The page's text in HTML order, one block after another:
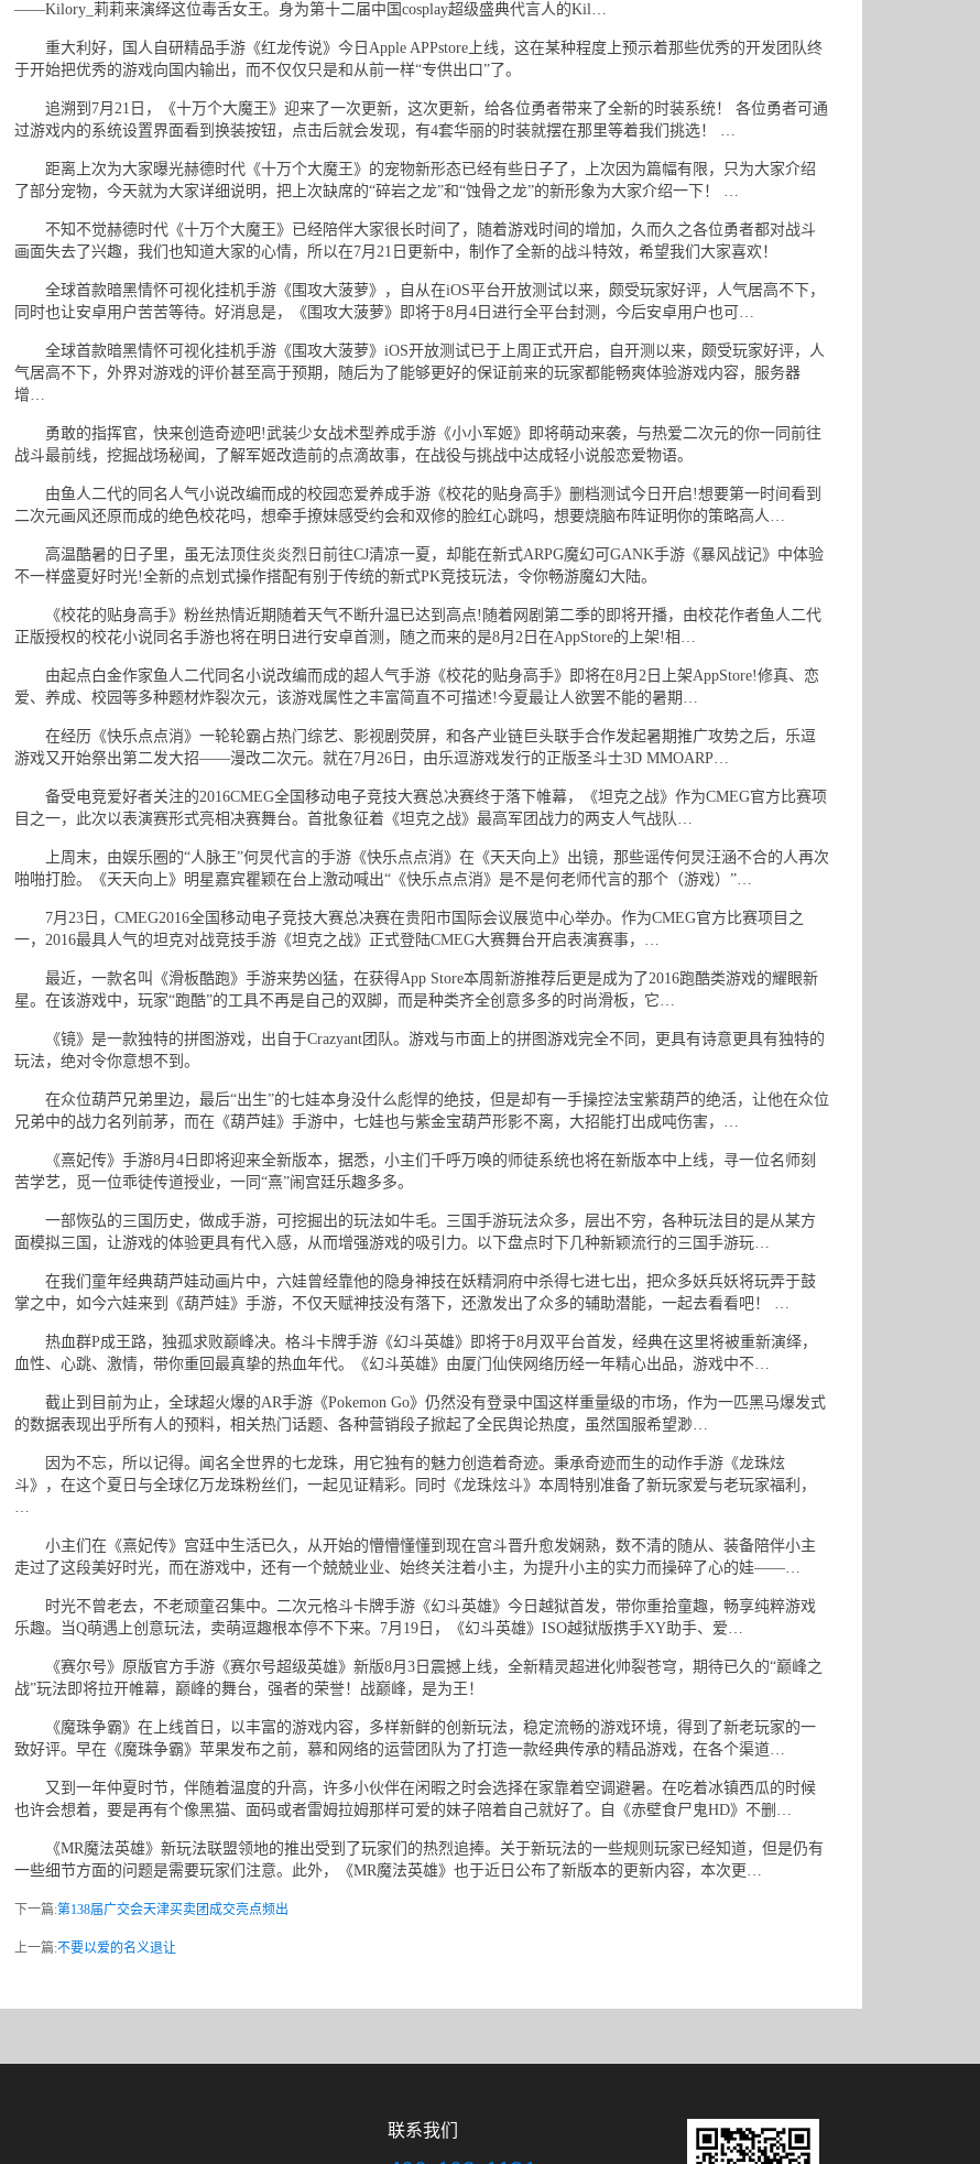
——Kilory_莉莉来演绎这位毒舌女王。身为第十二届中国cosplay超级盛典代言人的Kil…
重大利好，国人自研精品手游《红龙传说》今日Apple APPstore上线，这在某种程度上预示着那些优秀的开发团队终
于开始把优秀的游戏向国内输出，而不仅仅只是和从前一样“专供出口”了。
追溯到7月21日，《十万个大魔王》迎来了一次更新，这次更新，给各位勇者带来了全新的时装系统！ 各位勇者可通
过游戏内的系统设置界面看到换装按钮，点击后就会发现，有4套华丽的时装就摆在那里等着我们挑选！ …
距离上次为大家曝光赫德时代《十万个大魔王》的宠物新形态已经有些日子了，上次因为篇幅有限，只为大家介绍
了部分宠物，今天就为大家详细说明，把上次缺席的“碎岩之龙”和“蚀骨之龙”的新形象为大家介绍一下！ …
不知不觉赫德时代《十万个大魔王》已经陪伴大家很长时间了，随着游戏时间的增加，久而久之各位勇者都对战斗
画面失去了兴趣，我们也知道大家的心情，所以在7月21日更新中，制作了全新的战斗特效，希望我们大家喜欢！
全球首款暗黑情怀可视化挂机手游《围攻大菠萝》，自从在iOS平台开放测试以来，颇受玩家好评，人气居高不下，
同时也让安卓用户苦苦等待。好消息是，《围攻大菠萝》即将于8月4日进行全平台封测，今后安卓用户也可…
全球首款暗黑情怀可视化挂机手游《围攻大菠萝》iOS开放测试已于上周正式开启，自开测以来，颇受玩家好评，人
气居高不下，外界对游戏的评价甚至高于预期，随后为了能够更好的保证前来的玩家都能畅爽体验游戏内容，服务器
增…
勇敢的指挥官，快来创造奇迹吧!武装少女战术型养成手游《小小军姬》即将萌动来袭，与热爱二次元的你一同前往
战斗最前线，挖掘战场秘闻，了解军姬改造前的点滴故事，在战役与挑战中达成轻小说般恋爱物语。
由鱼人二代的同名人气小说改编而成的校园恋爱养成手游《校花的贴身高手》删档测试今日开启!想要第一时间看到
二次元画风还原而成的绝色校花吗，想牵手撩妹感受约会和双修的脸红心跳吗，想要烧脑布阵证明你的策略高人…
高温酷暑的日子里，虽无法顶住炎炎烈日前往CJ清凉一夏，却能在新式ARPG魔幻可GANK手游《暴风战记》中体验
不一样盛夏好时光!全新的点划式操作搭配有别于传统的新式PK竞技玩法，令你畅游魔幻大陆。
《校花的贴身高手》粉丝热情近期随着天气不断升温已达到高点!随着网剧第二季的即将开播，由校花作者鱼人二代
正版授权的校花小说同名手游也将在明日进行安卓首测，随之而来的是8月2日在AppStore的上架!相…
由起点白金作家鱼人二代同名小说改编而成的超人气手游《校花的贴身高手》即将在8月2日上架AppStore!修真、恋
爱、养成、校园等多种题材炸裂次元，该游戏属性之丰富简直不可描述!今夏最让人欲罢不能的暑期…
在经历《快乐点点消》一轮轮霸占热门综艺、影视剧荧屏，和各产业链巨头联手合作发起暑期推广攻势之后，乐逗
游戏又开始祭出第二发大招——漫改二次元。就在7月26日，由乐逗游戏发行的正版圣斗士3D MMOARP…
备受电竞爱好者关注的2016CMEG全国移动电子竞技大赛总决赛终于落下帷幕，《坦克之战》作为CMEG官方比赛项
目之一，此次以表演赛形式亮相决赛舞台。首批象征着《坦克之战》最高军团战力的两支人气战队…
上周末，由娱乐圈的“人脉王”何炅代言的手游《快乐点点消》在《天天向上》出镜，那些谣传何炅汪涵不合的人再次
啪啪打脸。《天天向上》明星嘉宾瞿颖在台上激动喊出“《快乐点点消》是不是何老师代言的那个（游戏）”…
7月23日，CMEG2016全国移动电子竞技大赛总决赛在贵阳市国际会议展览中心举办。作为CMEG官方比赛项目之
一，2016最具人气的坦克对战竞技手游《坦克之战》正式登陆CMEG大赛舞台开启表演赛事，…
最近，一款名叫《滑板酷跑》手游来势凶猛，在获得App Store本周新游推荐后更是成为了2016跑酷类游戏的耀眼新
星。在该游戏中，玩家“跑酷”的工具不再是自己的双脚，而是种类齐全创意多多的时尚滑板，它…
《镜》是一款独特的拼图游戏，出自于Crazyant团队。游戏与市面上的拼图游戏完全不同，更具有诗意更具有独特的
玩法，绝对令你意想不到。
在众位葫芦兄弟里边，最后“出生”的七娃本身没什么彪悍的绝技，但是却有一手操控法宝紫葫芦的绝活，让他在众位
兄弟中的战力名列前茅，而在《葫芦娃》手游中，七娃也与紫金宝葫芦形影不离，大招能打出成吨伤害，…
《熹妃传》手游8月4日即将迎来全新版本，据悉，小主们千呼万唤的师徒系统也将在新版本中上线，寻一位名师刻
苦学艺，觅一位乖徒传道授业，一同“熹”闹宫廷乐趣多多。
一部恢弘的三国历史，做成手游，可挖掘出的玩法如牛毛。三国手游玩法众多，层出不穷，各种玩法目的是从某方
面模拟三国，让游戏的体验更具有代入感，从而增强游戏的吸引力。以下盘点时下几种新颖流行的三国手游玩…
在我们童年经典葫芦娃动画片中，六娃曾经靠他的隐身神技在妖精洞府中杀得七进七出，把众多妖兵妖将玩弄于鼓
掌之中，如今六娃来到《葫芦娃》手游，不仅天赋神技没有落下，还激发出了众多的辅助潜能，一起去看看吧！ …
热血群P成王路，独孤求败巅峰决。格斗卡牌手游《幻斗英雄》即将于8月双平台首发，经典在这里将被重新演绎，
血性、心跳、激情，带你重回最真挚的热血年代。《幻斗英雄》由厦门仙侠网络历经一年精心出品，游戏中不…
截止到目前为止，全球超火爆的AR手游《Pokemon Go》仍然没有登录中国这样重量级的市场，作为一匹黑马爆发式
的数据表现出乎所有人的预料，相关热门话题、各种营销段子掀起了全民舆论热度，虽然国服希望渺…
因为不忘，所以记得。闻名全世界的七龙珠，用它独有的魅力创造着奇迹。秉承奇迹而生的动作手游《龙珠炫
斗》，在这个夏日与全球亿万龙珠粉丝们，一起见证精彩。同时《龙珠炫斗》本周特别准备了新玩家爱与老玩家福利，
…
小主们在《熹妃传》宫廷中生活已久，从开始的懵懵懂懂到现在宫斗晋升愈发娴熟，数不清的随从、装备陪伴小主
走过了这段美好时光，而在游戏中，还有一个兢兢业业、始终关注着小主，为提升小主的实力而操碎了心的娃——…
时光不曾老去，不老顽童召集中。二次元格斗卡牌手游《幻斗英雄》今日越狱首发，带你重拾童趣，畅享纯粹游戏
乐趣。当Q萌遇上创意玩法，卖萌逗趣根本停不下来。7月19日，《幻斗英雄》ISO越狱版携手XY助手、爱…
《赛尔号》原版官方手游《赛尔号超级英雄》新版8月3日震撼上线，全新精灵超进化帅裂苍穹，期待已久的“巅峰之
战”玩法即将拉开帷幕，巅峰的舞台，强者的荣誉！战巅峰，是为王！
《魔珠争霸》在上线首日，以丰富的游戏内容，多样新鲜的创新玩法，稳定流畅的游戏环境，得到了新老玩家的一
致好评。早在《魔珠争霸》苹果发布之前，慕和网络的运营团队为了打造一款经典传承的精品游戏，在各个渠道…
又到一年仲夏时节，伴随着温度的升高，许多小伙伴在闲暇之时会选择在家靠着空调避暑。在吃着冰镇西瓜的时候
也许会想着，要是再有个像黑猫、面码或者雷姆拉姆那样可爱的妹子陪着自己就好了。自《赤壁食尸鬼HD》不删…
《MR魔法英雄》新玩法联盟领地的推出受到了玩家们的热烈追捧。关于新玩法的一些规则玩家已经知道，但是仍有
一些细节方面的问题是需要玩家们注意。此外，《MR魔法英雄》也于近日公布了新版本的更新内容，本次更…
下一篇:第138届广交会天津买卖团成交亮点频出
上一篇:不要以爱的名义退让
联系我们